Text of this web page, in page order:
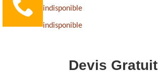
indisponible
indisponible
Devis Gratuit